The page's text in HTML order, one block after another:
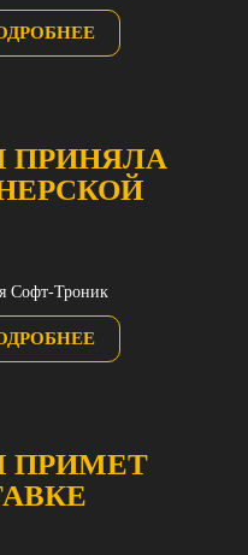
ПРИНЯЛА
Софт-Троник
ПРИМЕТ